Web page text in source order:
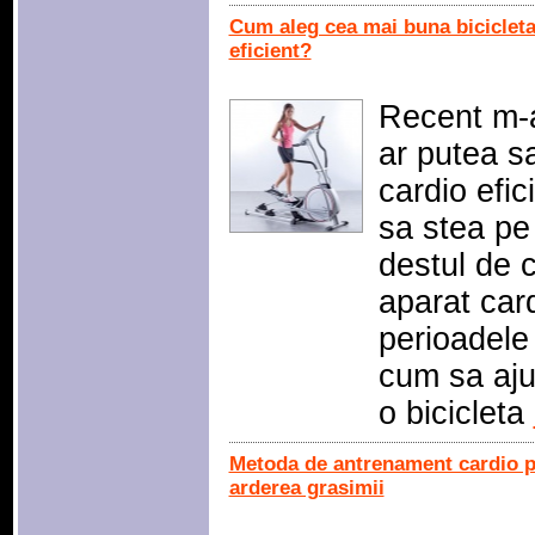
Cum aleg cea mai buna
eficient?
Recent
ar putea
cardio
sa stea
destul de
aparat
cum sa
o bicicleta
Metoda de antrenament cardio
arderea grasimii